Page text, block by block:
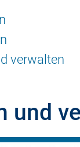
verwalten
und